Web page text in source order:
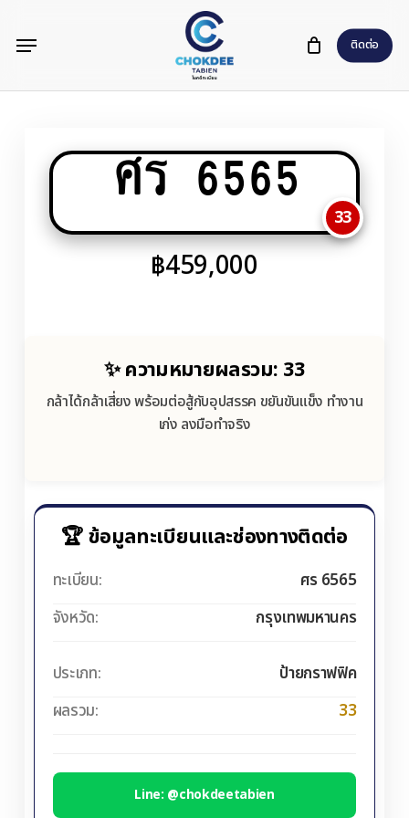
content
ติดต่อ
Menu
ศร 6565
33
฿459,000
✨ ความหมายผลรวม: 33
กล้าได้กล้าเสี่ยง พร้อมต่อสู้กับอุปสรรค ขยันขันแข็ง ทำงาน
เก่ง ลงมือทำจริง
🏆 ข้อมูลทะเบียนและช่องทางติดต่อ
ทะเบียน:
ศร 6565
จังหวัด:
กรุงเทพมหานคร
ประเภท:
ป้ายกราฟฟิค
ผลรวม:
33
Line: @chokdeetabien